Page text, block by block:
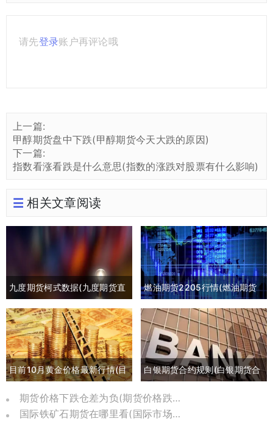
请先登录账户再评论哦
上一篇:
甲醇期货盘中下跌(甲醇期货今天大跌的原因)
下一篇:
指数看涨看跌是什么意思(指数的涨跌对股票有什么影响)
相关文章阅读
九度期货柯式数据(九度期货直
播间)
燃油期货2205行情(燃油期货
2105最新行情)
目前10月黄金价格最新行情(目
前10月黄金价格最新行情是多
少)
白银期货合约规则(白银期货合
约交割日期)
期货价格下跌仓差为负(期货价格跌到负数)
国际铁矿石期货在哪里看(国际市场铁矿石期货)